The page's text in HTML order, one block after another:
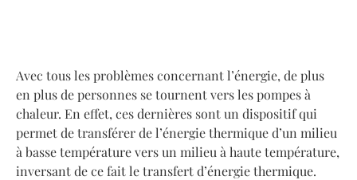
Avec tous les problèmes concernant l’énergie, de plus
en plus de personnes se tournent vers les pompes à
chaleur. En effet, ces dernières sont un dispositif qui
permet de transférer de l’énergie thermique d’un milieu
à basse température vers un milieu à haute température,
inversant de ce fait le transfert d’énergie thermique.